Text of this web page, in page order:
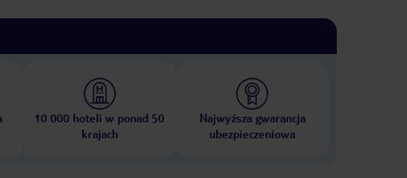
10 000 hoteli w ponad 50
krajach
Najwyższa gwarancja
ubezpieczeniowa